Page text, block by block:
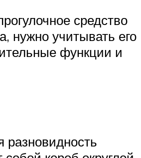
средство
нужно учитывать его
функции и
разновидность